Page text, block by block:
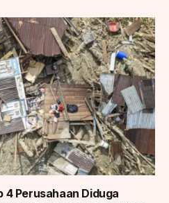
4 Perusahaan Diduga